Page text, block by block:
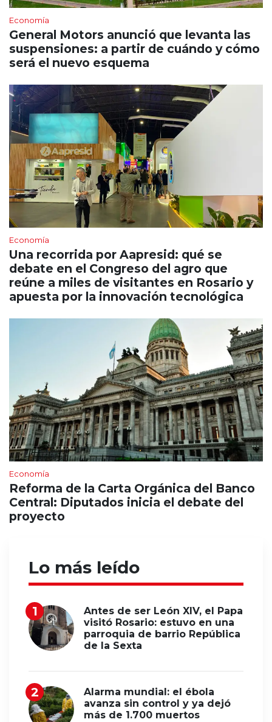
Economía
General Motors anunció que levanta las
suspensiones: a partir de cuándo y cómo
será el nuevo esquema
Economía
Una recorrida por Aapresid: qué se
debate en el Congreso del agro que
reúne a miles de visitantes en Rosario y
apuesta por la innovación tecnológica
Economía
Reforma de la Carta Orgánica del Banco
Central: Diputados inicia el debate del
proyecto
Lo más leído
Antes de ser León XIV, el Papa
visitó Rosario: estuvo en una
parroquia de barrio República
de la Sexta
Alarma mundial: el ébola
avanza sin control y ya dejó
más de 1.700 muertos